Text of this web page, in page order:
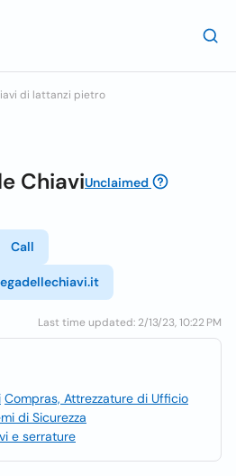
di lattanzi pietro
ChiaviUnclaimed
Call
Last time updated: 2/13/23, 10:22 PM
Compras, Attrezzature di Ufficio
di Sicurezza
e serrature